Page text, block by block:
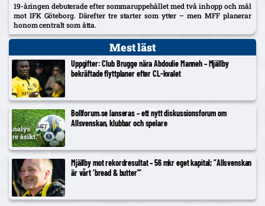
19-åringen debuterade efter sommaruppehållet med två inhopp och mål
mot IFK Göteborg. Därefter tre starter som ytter – men MFF planerar
honom centralt som åtta.
Mest läst
Uppgifter: Club Brugge nära Abdoulie Manneh – Mjällby
bekräftade flyttplaner efter CL-kvalet
Bollforum.se lanseras – ett nytt diskussionsforum om
Allsvenskan, klubbar och spelare
Mjällby mot rekordresultat – 56 mkr eget kapital; ”Allsvenskan
är vårt ’bread & butter'”